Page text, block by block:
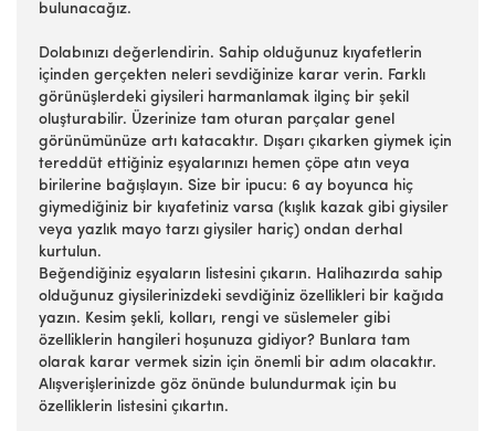
bulunacağız.
Dolabınızı değerlendirin. Sahip olduğunuz kıyafetlerin
içinden gerçekten neleri sevdiğinize karar verin. Farklı
görünüşlerdeki giysileri harmanlamak ilginç bir şekil
oluşturabilir. Üzerinize tam oturan parçalar genel
görünümünüze artı katacaktır. Dışarı çıkarken giymek için
tereddüt ettiğiniz eşyalarınızı hemen çöpe atın veya
birilerine bağışlayın. Size bir ipucu: 6 ay boyunca hiç
giymediğiniz bir kıyafetiniz varsa (kışlık kazak gibi giysiler
veya yazlık mayo tarzı giysiler hariç) ondan derhal
kurtulun.
Beğendiğiniz eşyaların listesini çıkarın. Halihazırda sahip
olduğunuz giysilerinizdeki sevdiğiniz özellikleri bir kağıda
yazın. Kesim şekli, kolları, rengi ve süslemeler gibi
özelliklerin hangileri hoşunuza gidiyor? Bunlara tam
olarak karar vermek sizin için önemli bir adım olacaktır.
Alışverişlerinizde göz önünde bulundurmak için bu
özelliklerin listesini çıkartın.